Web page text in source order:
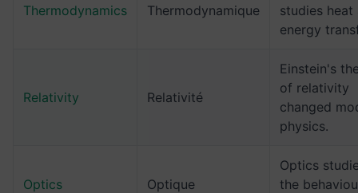
Thermodynamics Thermodynamique
studies heat
energy
Relativity Relativité
Einstein's
of relativity
changed
physics.
Optics Optique
Optics
the